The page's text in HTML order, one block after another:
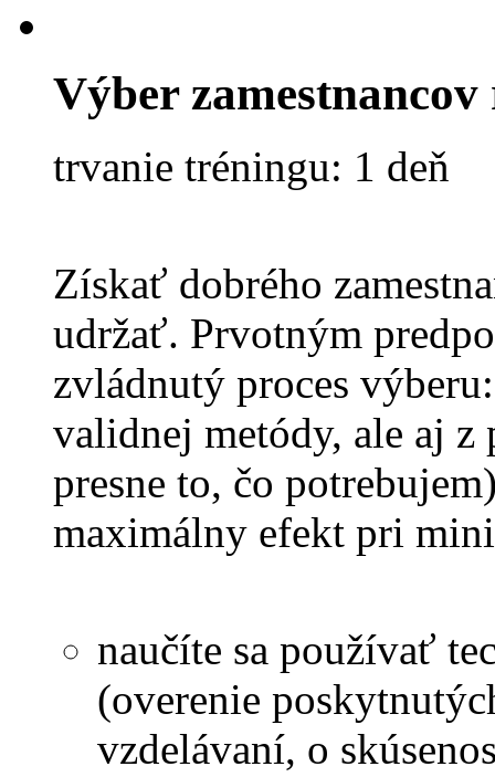
Výber
trvanie tréningu: 1 deň
Získať dobrého
udržať. Prvotným
zvládnutý proces
validnej metódy, ale aj
presne to, čo
maximálny efekt pri
naučíte sa používať
(overenie
vzdelávaní, o